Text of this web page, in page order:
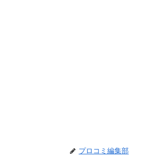
プロコミ編集部